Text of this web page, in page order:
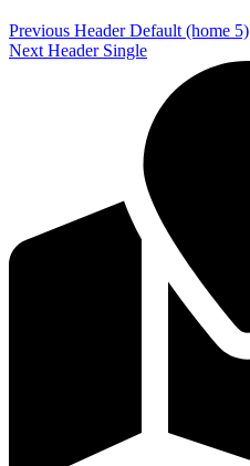
Previous Header Default (home 5)
Next Header Single